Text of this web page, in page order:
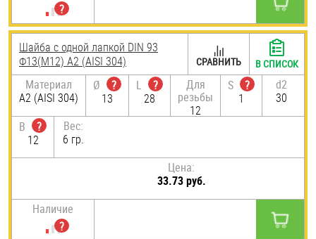
Шайба с одной лапкой DIN 93
Ф13(М12) А2 (AISI 304)
Материал
А2 (AISI 304)
Ø
?
13
L
?
28
Для
резьбы
12
S
?
1
d2
30
B
?
12
Вес:
6 гр.
Цена:
33.73 руб.
Наличие
СРАВНИТЬ В СПИСОК